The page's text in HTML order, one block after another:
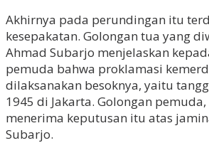
Akhirnya pada perundingan itu
kesepakatan. Golongan tua yang
Ahmad Subarjo menjelaskan
pemuda bahwa proklamasi
dilaksanakan besoknya, yaitu
1945 di Jakarta. Golongan
menerima keputusan itu atas
Subarjo.